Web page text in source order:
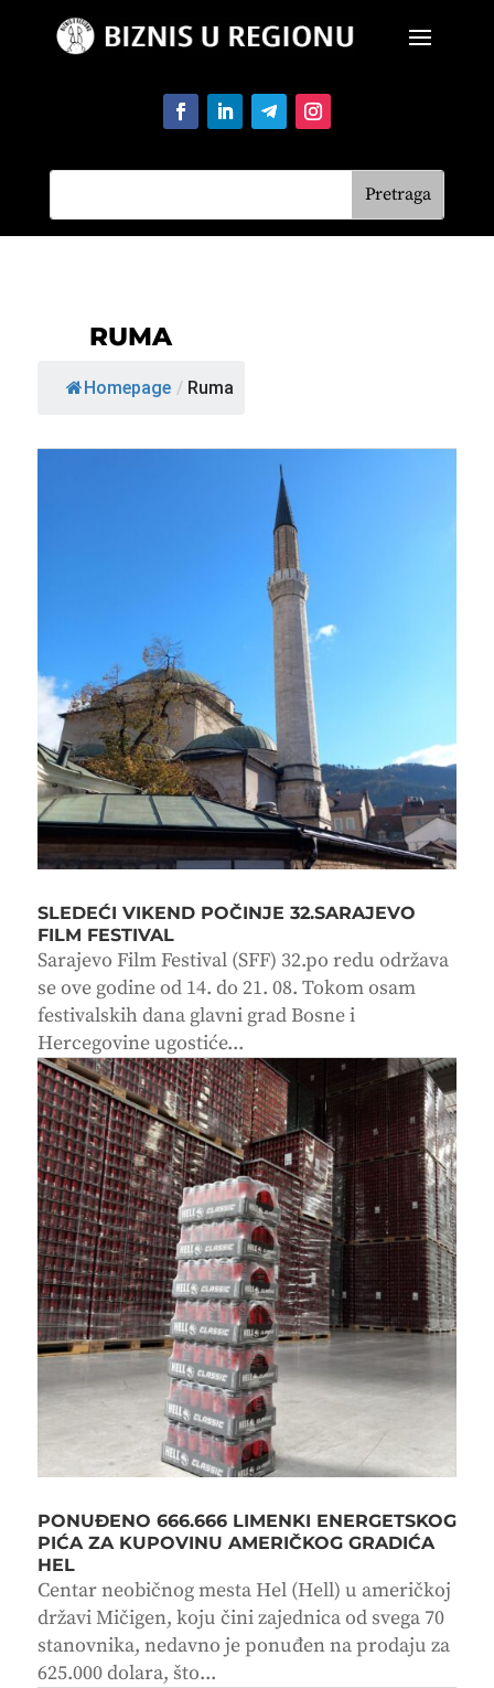
RUMA
Homepage / Ruma
SLEDEĆI VIKEND POČINJE 32.SARAJEVO
FILM FESTIVAL
Sarajevo Film Festival (SFF) 32.po redu održava
se ove godine od 14. do 21. 08. Tokom osam
festivalskih dana glavni grad Bosne i
Hercegovine ugostiće...
PONUĐENO 666.666 LIMENKI ENERGETSKOG
PIĆA ZA KUPOVINU AMERIČKOG GRADIĆA
HEL
Centar neobičnog mesta Hel (Hell) u američkoj
državi Mičigen, koju čini zajednica od svega 70
stanovnika, nedavno je ponuđen na prodaju za
625.000 dolara, što...